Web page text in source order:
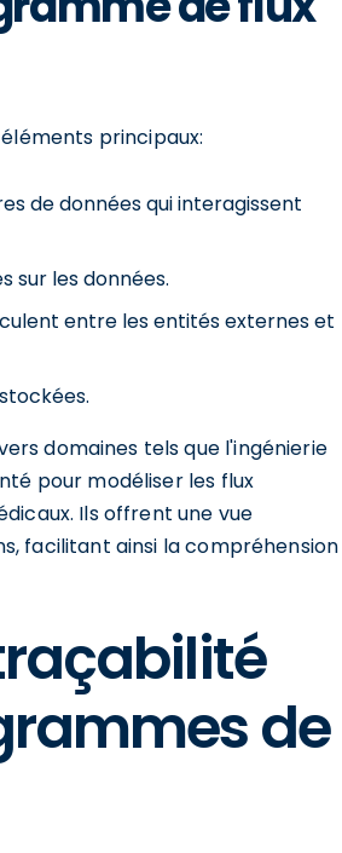
principaux:
de données qui interagissent
sur les données.
entre les entités externes et
domaines tels que l'ingénierie
pour modéliser les flux
Ils offrent une vue
facilitant ainsi la compréhension
de